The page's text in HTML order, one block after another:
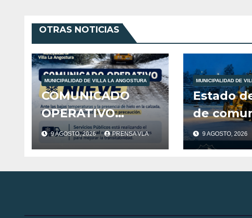
OTRAS NOTICIAS
MUNICIPALIDAD DE VILLA LA ANGOSTURA
COMUNICADO
OPERATIVO
NIEVE: Ante las
bajas
9 AGOSTO, 2026 PRENSA VLA
MUNICIPALIDAD DE
Estado
de
de
localidad
9 AGOSTO, 2026